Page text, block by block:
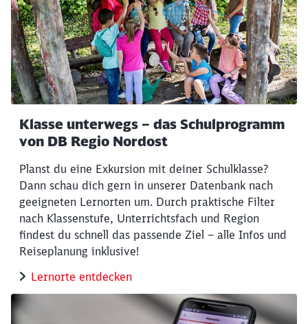
Klasse unterwegs – das Schulprogramm
von DB Regio Nordost
Planst du eine Exkursion mit deiner Schulklasse?
Dann schau dich gern in unserer Datenbank nach
geeigneten Lernorten um. Durch praktische Filter
nach Klassenstufe, Unterrichtsfach und Region
findest du schnell das passende Ziel – alle Infos und
Reiseplanung inklusive!
Lernorte entdecken